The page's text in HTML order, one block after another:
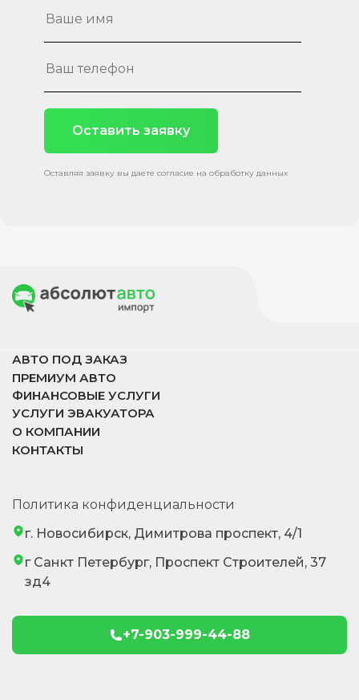
Оставить заявку
Оставляя заявку вы даете согласие на обработку данных
АВТО ПОД ЗАКАЗ
ПРЕМИУМ АВТО
ФИНАНСОВЫЕ УСЛУГИ
УСЛУГИ ЭВАКУАТОРА
О КОМПАНИИ
КОНТАКТЫ
Политика конфиденциальности
г. Новосибирск, Димитрова проспект, 4/1
г Санкт Петербург, Проспект Строителей, 37
зд4
+7-903-999-44-88